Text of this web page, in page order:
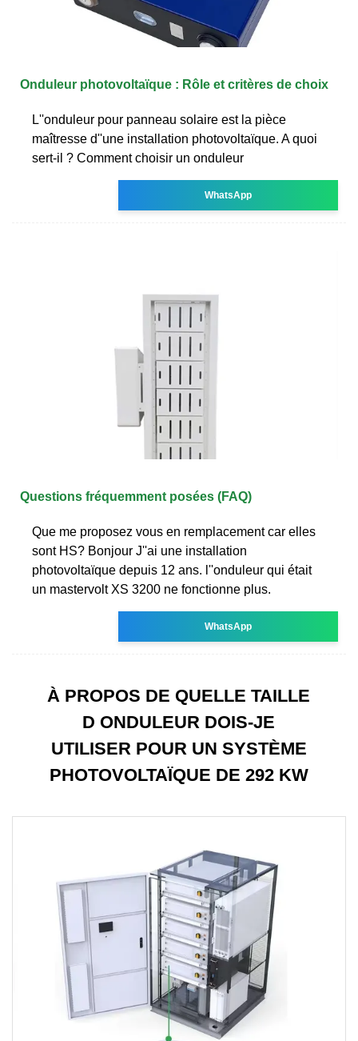
Onduleur photovoltaïque : Rôle et critères de choix
L''onduleur pour panneau solaire est la pièce
maîtresse d''une installation photovoltaïque. A quoi
sert-il ? Comment choisir un onduleur
WhatsApp
Questions fréquemment posées (FAQ)
Que me proposez vous en remplacement car elles
sont HS? Bonjour J''ai une installation
photovoltaïque depuis 12 ans. l''onduleur qui était
un mastervolt XS 3200 ne fonctionne plus.
WhatsApp
À PROPOS DE QUELLE TAILLE
D ONDULEUR DOIS-JE
UTILISER POUR UN SYSTÈME
PHOTOVOLTAÏQUE DE 292 KW